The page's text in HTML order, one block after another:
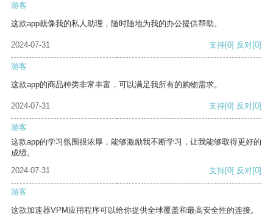
游客
这款app就像我的私人助理，随时随地为我的办公提供帮助。
2024-07-31 支持[0] 反对[0]
游客
这款app的商品种类非常丰富，可以满足我所有的购物需求。
2024-07-31 支持[0] 反对[0]
游客
这款app的学习氛围很浓厚，能够激励我不断学习，让我能够取得更好的
成绩。
2024-07-31
支持[0] 反对[0]
游客
这款加速器VPM应用程序可以给你提供全球覆盖和最高安全性的连接。